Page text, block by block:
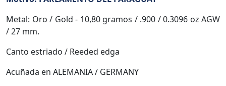
Metal: Oro / Gold - 10,80 gramos / .900 / 0.3096 oz AGW
/ 27 mm.
Canto estriado / Reeded edga
Acuñada en ALEMANIA / GERMANY